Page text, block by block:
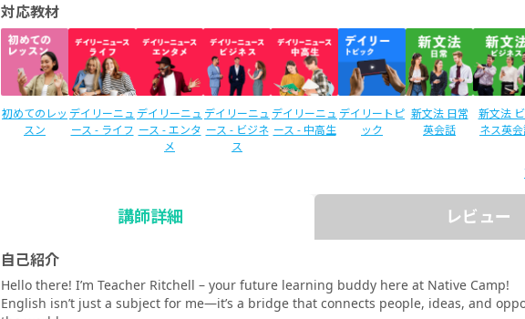
対応教材
初めてのレッ
スン
デイリーニュ
ース - ライフ
デイリーニュ
ース - エンタ
メ
デイリーニュ
ース - ビジネ
ス
デイリーニュ
ース - 中高生
デイリートピ
ック
新文法 日常
英会話
新文法
ネス英
2（教科書準
拠）
Callan for
スタディサプ
コース Daily
教材
スタディサプ
コース Daily
教材
英検®二
講師詳細 レビュー
自己紹介
Hello there! I’m Teacher Ritchell – your future learning buddy here at Native Camp!
English isn’t just a subject for me—it’s a bridge that connects people, ideas, and